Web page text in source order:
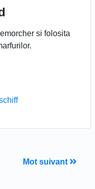
si folosita
Mot suivant